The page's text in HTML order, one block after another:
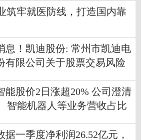
筑牢就医防线，打造国内靠
息！凯迪股份: 常州市凯迪电
有限公司关于股票交易风险
能股价2日涨超20% 公司澄清
智能机器人等业务营收占比
据一季度净利润26.52亿元，